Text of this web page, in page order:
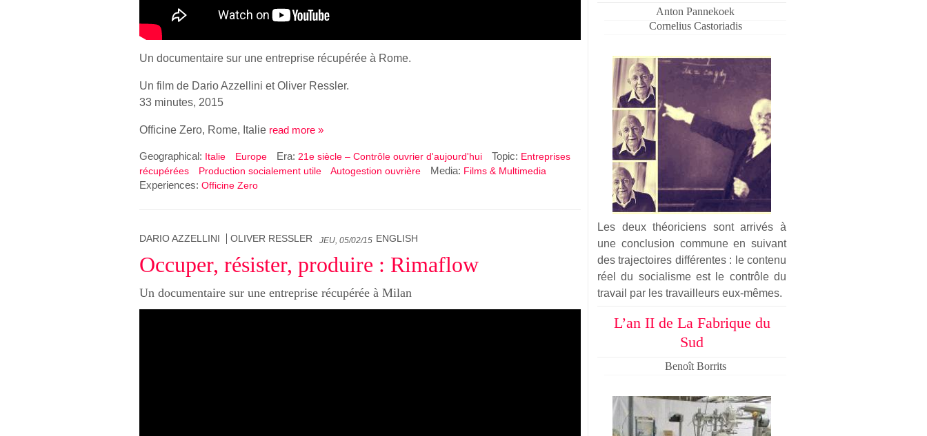
Un documentaire sur une entreprise récupérée à Rome.
Un film de Dario Azzellini et Oliver Ressler.
33 minutes, 2015
Officine Zero, Rome, Italie read more »
Geographical: Italie Europe Era: 21e siècle – Contrôle ouvrier d'aujourd'hui Topic: Entreprises
récupérées
Production socialement utile Autogestion ouvrière Media: Films & Multimedia
Experiences: Officine Zero
DARIO AZZELLINI OLIVER RESSLER JEU, 05/02/15 ENGLISH
Occuper, résister, produire : Rimaflow
Un documentaire sur une entreprise récupérée à Milan
Anton Pannekoek
Cornelius Castoriadis
Les deux théoriciens sont arrivés à
une conclusion commune en suivant
des trajectoires différentes : le contenu
réel du socialisme est le contrôle du
travail par les travailleurs eux-mêmes.
L’an II de La Fabrique du
Sud
Benoît Borrits